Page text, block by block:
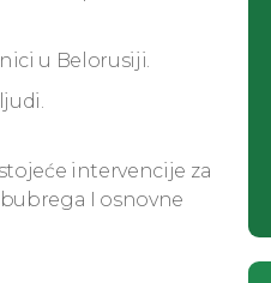
u Belorusiji.
intervencije za
I osnovne